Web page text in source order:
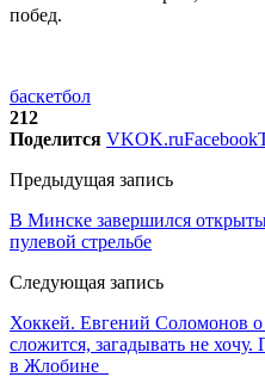
побед.
баскетбол
212
Поделится VKOK.ruFacebook
Предыдущая запись
В Минске завершился
пулевой стрельбе
Следующая запись
Хоккей. Евгений Соломонов
сложится, загадывать не
в Жлобине